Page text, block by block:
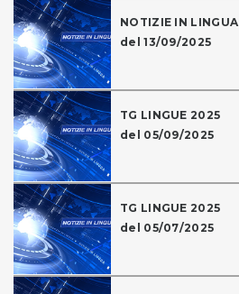
NOTIZIE IN LINGUA
del 13/09/2025
TG LINGUE 2025
del 05/09/2025
TG LINGUE 2025
del 05/07/2025